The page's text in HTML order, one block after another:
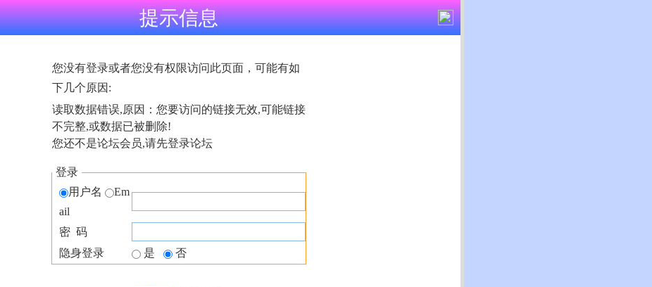
提示信息
您没有登录或者您没有权限访问此页面，可能有如
下几个原因:
读取数据错误,原因：您要访问的链接无效,可能链接
不完整,或数据已被删除!
您还不是论坛会员,请先登录论坛
登录
用户名
Em
ail
密 码
隐身登录
是 否